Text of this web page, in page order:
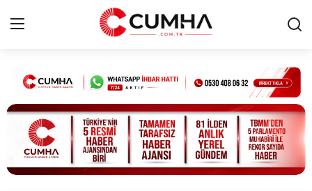
Kurumsal
Cumhurbaşkanlığı
Bakanlıklar